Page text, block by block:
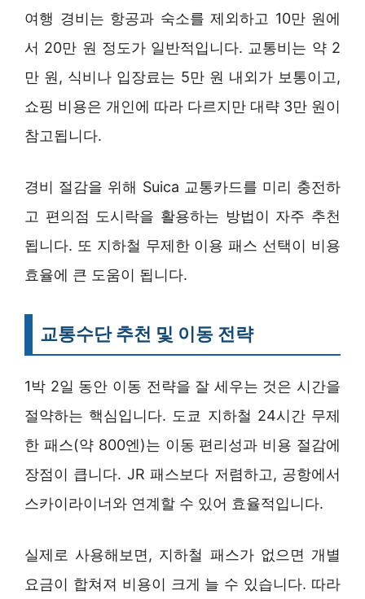
여행 경비는 항공과 숙소를 제외하고 10만 원에
서 20만 원 정도가 일반적입니다. 교통비는 약 2
만 원, 식비나 입장료는 5만 원 내외가 보통이고,
쇼핑 비용은 개인에 따라 다르지만 대략 3만 원이
참고됩니다.
경비 절감을 위해 Suica 교통카드를 미리 충전하
고 편의점 도시락을 활용하는 방법이 자주 추천
됩니다. 또 지하철 무제한 이용 패스 선택이 비용
효율에 큰 도움이 됩니다.
교통수단 추천 및 이동 전략
1박 2일 동안 이동 전략을 잘 세우는 것은 시간을
절약하는 핵심입니다. 도쿄 지하철 24시간 무제
한 패스(약 800엔)는 이동 편리성과 비용 절감에
장점이 큽니다. JR 패스보다 저렴하고, 공항에서
스카이라이너와 연계할 수 있어 효율적입니다.
실제로 사용해보면, 지하철 패스가 없으면 개별
요금이 합쳐져 비용이 크게 늘 수 있습니다. 따라